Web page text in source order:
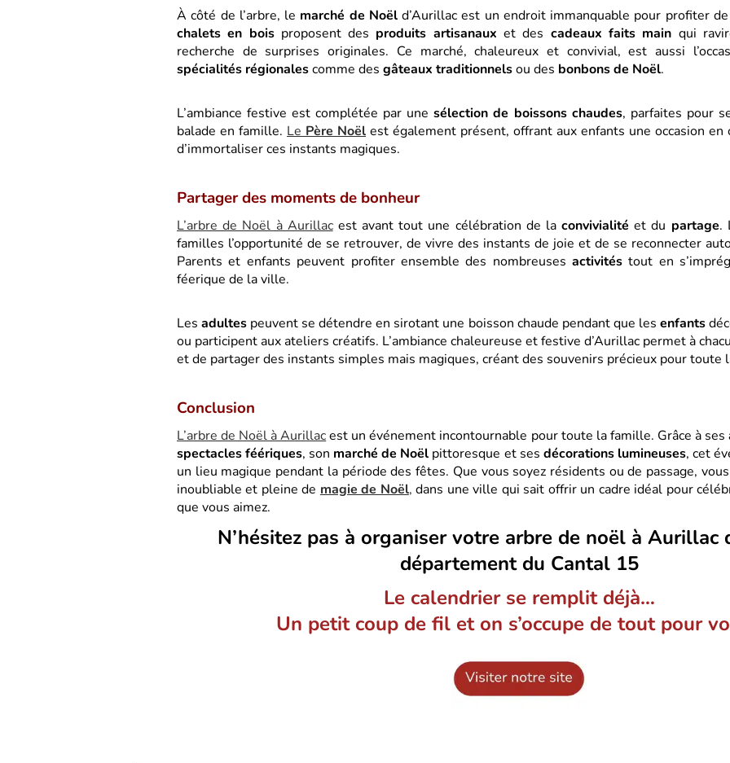
À côté de l’arbre, le marché de Noëld’Aurillac est un endroit immanquable pour profiter
chalets en boisproposent des produits artisanaux et des cadeaux faits main qui
recherche de surprises originales. Ce marché, chaleureux et convivial, est aussi
spécialités régionalescomme des gâteaux traditionnelsou des bonbons de Noël.
L’ambiance festive est complétée par unesélection de boissons chaudes, parfaites pour
balade en famille. Le Père Noël est également présent, offrant aux enfants une occasion
d’immortaliser ces instants magiques.
Partager des moments de bonheur
L’arbre de Noël à Aurillacest avant tout une célébration de laconvivialité et du partage.
familles l’opportunité de se retrouver, de vivre des instants de joie et de se reconnecter
Parents et enfants peuvent profiter ensemble des nombreusesactivités tout en
féerique de la ville.
Lesadultes peuvent se détendre en sirotant une boisson chaude pendant que les enfants
ou participent aux ateliers créatifs. L’ambiance chaleureuse et festive d’Aurillac permet à
et de partager des instants simples mais magiques, créant des souvenirs précieux pour toute
Conclusion
L’arbre de Noël à Aurillacest un événement incontournable pour toute la famille. Grâce à ses
spectacles féériques, son marché de Noël pittoresque et ses décorations lumineuses, cet
un lieu magique pendant la période des fêtes. Que vous soyez résidents ou de passage,
inoubliable et pleine de magie de Noël, dans une ville qui sait offrir un cadre idéal pour
que vous aimez.
N’hésitez pas à organiser votre arbre de noël à Aurillac
département du Cantal15
Le calendrier se remplit déjà…
Un petit coup de fil et on s’occupe de tout pour